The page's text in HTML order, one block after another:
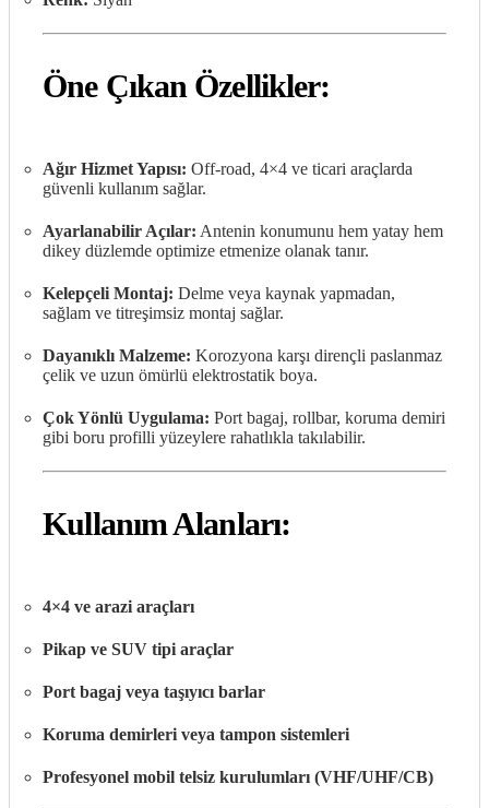
Öne Çıkan Özellikler:
Ağır Hizmet Yapısı: Off-road, 4×4 ve ticari araçlarda
güvenli kullanım sağlar.
Ayarlanabilir Açılar: Antenin konumunu hem yatay hem
dikey düzlemde optimize etmenize olanak tanır.
Kelepçeli Montaj: Delme veya kaynak yapmadan,
sağlam ve titreşimsiz montaj sağlar.
Dayanıklı Malzeme: Korozyona karşı dirençli paslanmaz
çelik ve uzun ömürlü elektrostatik boya.
Çok Yönlü Uygulama: Port bagaj, rollbar, koruma demiri
gibi boru profilli yüzeylere rahatlıkla takılabilir.
Kullanım Alanları:
4×4 ve arazi araçları
Pikap ve SUV tipi araçlar
Port bagaj veya taşıyıcı barlar
Koruma demirleri veya tampon sistemleri
Profesyonel mobil telsiz kurulumları (VHF/UHF/CB)